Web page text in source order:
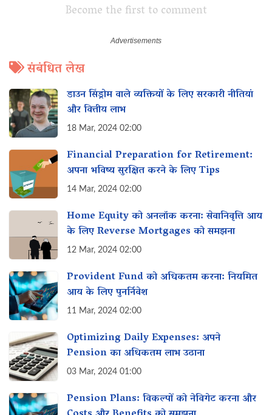
Become the first to comment
संबंधित लेख
डाउन सिंड्रोम वाले व्यक्तियों के लिए सरकारी नीतियां
और वित्तीय लाभ
18 Mar, 2024 02:00
Financial Preparation for Retirement:
अपना भविष्य सुरक्षित करने के लिए Tips
14 Mar, 2024 02:00
Home Equity को अनलॉक करना: सेवानिवृत्ति आय
के लिए Reverse Mortgages को समझना
12 Mar, 2024 02:00
Provident Fund को अधिकतम करना: नियमित
आय के लिए पुनर्निवेश
11 Mar, 2024 02:00
Optimizing Daily Expenses: अपने
Pension का अधिकतम लाभ उठाना
03 Mar, 2024 01:00
Pension Plans: विकल्पों को नेविगेट करना और‌